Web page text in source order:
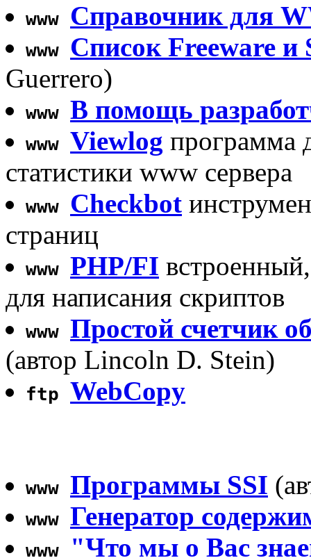
www Справочник для
www Список Freeware и
Guerrero)
www В помощь
www Viewlog программа
статистики www сервера
www Checkbot
страниц
www PHP/FI
для написания скриптов
www Простой счетчик
(автор Lincoln D. Stein)
ftp WebCopy
www Программы SSI
www Генератор
www "Что мы о Вас